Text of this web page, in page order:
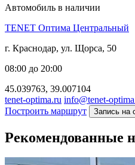
Автомобиль в наличии
TENET Оптима Центральный
г. Краснодар, ул. Щорса, 50
08:00 до 20:00
45.039763, 39.007104
tenet-optima.ru info@tenet-
Построить маршрут
Запись на
Рекомендованные